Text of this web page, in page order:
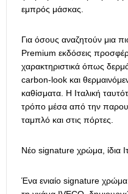
εμπρός μάσκας.
Για όσους αναζητούν μια
Premium εκδόσεις
χαρακτηριστικά όπως
carbon-look και
καθίσματα. Η Ιταλική
τρόπο μέσα από την
ταμπλό και στις πόρτες.
Νέο signature χρώμα, ίδια
Ένα ενιαίο signature χρώμα